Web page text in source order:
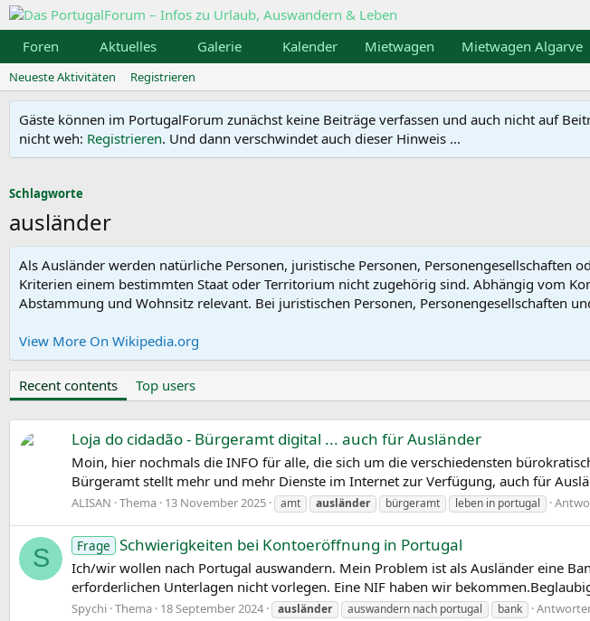
Foren Aktuelles Galerie Kalender Mietwagen Mietwagen Algarve
Neueste Aktivitäten Registrieren
Gäste können im PortugalForum zunächst keine Beiträge verfassen und auch nicht auf
nicht weh: Registrieren. Und dann verschwindet auch dieser Hinweis ...
Schlagworte
ausländer
Als Ausländer werden natürliche Personen, juristische Personen,
Kriterien einem bestimmten Staat oder Territorium nicht zugehörig sind. Abhängig vom
Abstammung und Wohnsitz relevant. Bei juristischen Personen, Personengesellschaften
View More On Wikipedia.org
Recent contents Top users
Loja do cidadão - Bürgeramt digital ... auch für Ausländer
Moin, hier nochmals die INFO für alle, die sich um die verschiedensten
Bürgeramt stellt mehr und mehr Dienste im Internet zur Verfügung, auch für
ALISAN Thema 13 November 2025 amt ausländer bürgeramt leben in portugal
S Frage Schwierigkeiten bei Kontoeröffnung in Portugal
Ich/wir wollen nach Portugal auswandern. Mein Problem ist als Ausländer eine
erforderlichen Unterlagen nicht vorlegen. Eine NIF haben wir
Spychi Thema 18 September 2024 ausländer auswandern nach portugal bank